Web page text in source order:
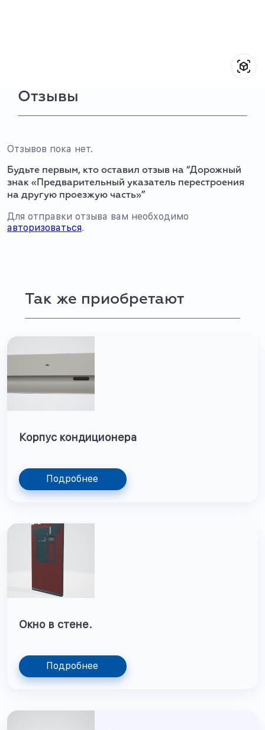
Отзывы
Отзывов пока нет.
Будьте первым, кто оставил отзыв на “Дорожный
знак «Предварительный указатель перестроения
на другую проезжую часть»”
Для отправки отзыва вам необходимо
авторизоваться.
Так же приобретают
Корпус кондиционера
Подробнее
Окно в стене.
Подробнее